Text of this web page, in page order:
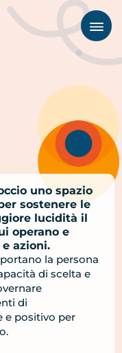
About
Aree di intervento
I nostri tools
Case studies
Clienti
Contatti
uno spazio
sostenere le
lucidità il
operano e
azioni.
la persona
di scelta e
di
e positivo per